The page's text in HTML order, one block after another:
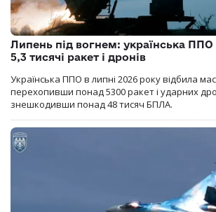
Липень під вогнем: українська
5,3 тисячі ракет і дронів
Українська ППО в липні 2026 року відбила
перехопивши понад 5300 ракет і ударних
знешкодивши понад 48 тисяч БПЛА.